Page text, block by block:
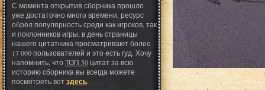
С момента открытия сборника прошло
уже достаточно много времени, ресурс
обрёл популярность среди как игроков, так
и поклонников игры, в день страницы
нашего цитатника просматривают более
17 000 пользователей и это есть гуд. Хочу
напомнить, что ТОП 50цитат за всю
историю сборника вы всегда можете
посмотреть вотздесь.